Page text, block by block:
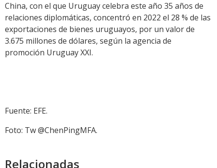
China, con el que Uruguay celebra este año 35 años de
relaciones diplomáticas, concentró en 2022 el 28 % de las
exportaciones de bienes uruguayos, por un valor de
3.675 millones de dólares, según la agencia de
promoción Uruguay XXI.
Fuente: EFE.
Foto: Tw@ChenPingMFA.
Relacionadas